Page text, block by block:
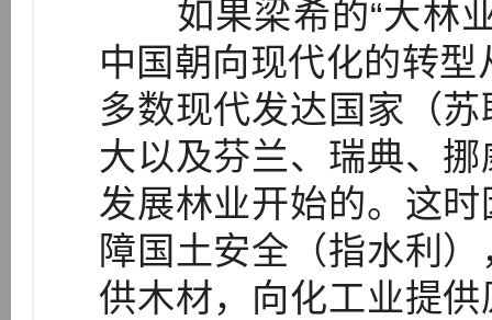
如果梁希的“大林业
中国朝向现代化的转
多数现代发达国家（
大以及芬兰、瑞典、
发展林业开始的。这
障国土安全（指水利
供木材，向化工业提